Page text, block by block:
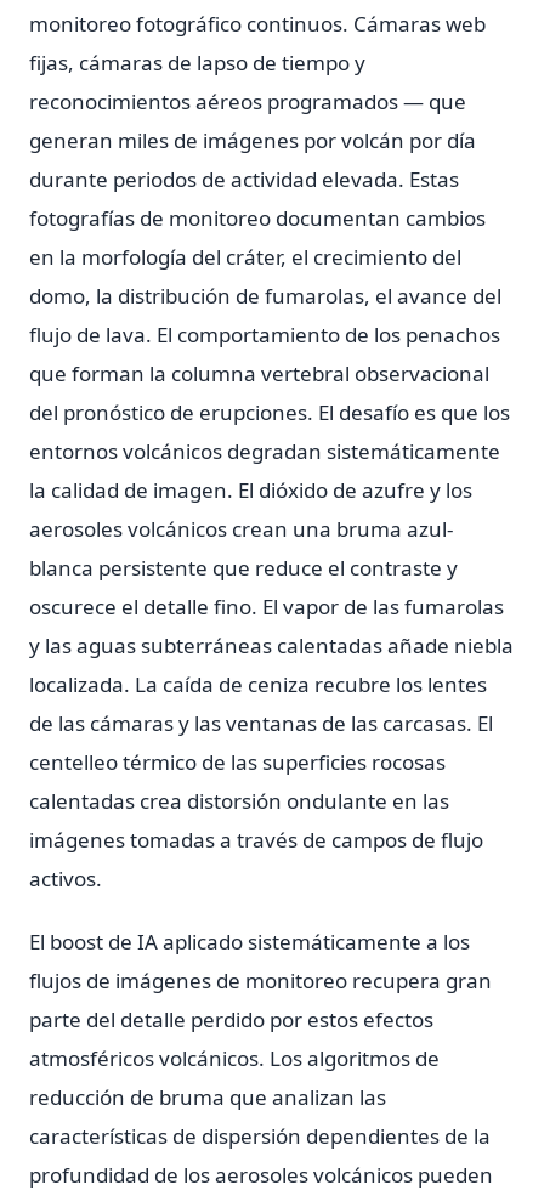
monitoreo fotográfico continuos. Cámaras web
fijas, cámaras de lapso de tiempo y
reconocimientos aéreos programados — que
generan miles de imágenes por volcán por día
durante periodos de actividad elevada. Estas
fotografías de monitoreo documentan cambios
en la morfología del cráter, el crecimiento del
domo, la distribución de fumarolas, el avance del
flujo de lava. El comportamiento de los penachos
que forman la columna vertebral observacional
del pronóstico de erupciones. El desafío es que los
entornos volcánicos degradan sistemáticamente
la calidad de imagen. El dióxido de azufre y los
aerosoles volcánicos crean una bruma azul-
blanca persistente que reduce el contraste y
oscurece el detalle fino. El vapor de las fumarolas
y las aguas subterráneas calentadas añade niebla
localizada. La caída de ceniza recubre los lentes
de las cámaras y las ventanas de las carcasas. El
centelleo térmico de las superficies rocosas
calentadas crea distorsión ondulante en las
imágenes tomadas a través de campos de flujo
activos.
El boost de IA aplicado sistemáticamente a los
flujos de imágenes de monitoreo recupera gran
parte del detalle perdido por estos efectos
atmosféricos volcánicos. Los algoritmos de
reducción de bruma que analizan las
características de dispersión dependientes de la
profundidad de los aerosoles volcánicos pueden